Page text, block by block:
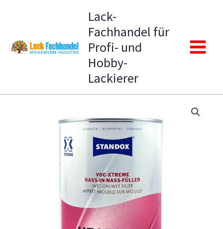
Lack-
Fachhandel für
Profi- und
Hobby-
Lackierer
Main